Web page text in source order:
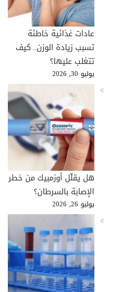
عادات غذائية خاطئة
تسبب زيادة الوزن.. كيف
تتغلب عليها؟
يوليو 30, 2026
هل يقلّل أوزمبيك من خطر
الإصابة بالسرطان؟
يوليو 26, 2026